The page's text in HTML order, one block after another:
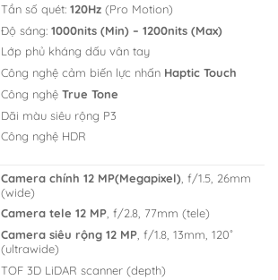
Tần số quét:120Hz (Pro Motion)
Độ sáng:1000nits (Min) – 1200nits (Max)
Lớp phủ kháng dấu vân tay
Công nghệ cảm biến lực nhấn Haptic Touch
Công nghệTrue Tone
Dãi màu siêu rộng P3
Công nghệ HDR
Camera chính 12 MP(Megapixel) , f/1.5, 26mm
(wide)
Camera tele 12 MP, f/2.8, 77mm (tele)
Camera siêu rộng 12 MP, f/1.8, 13mm, 120˚
(ultrawide)
TOF 3D LiDAR scanner (depth)